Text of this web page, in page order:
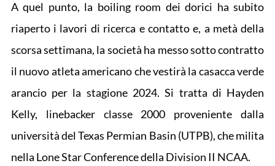
A quel punto, la boiling room dei dorici ha subito
riaperto i lavori di ricerca e contatto e, a metà della
scorsa settimana, la società ha messo sotto contratto
il nuovo atleta americano che vestirà la casacca verde
arancio per la stagione 2024. Si tratta di Hayden
Kelly, linebacker classe 2000 proveniente dalla
università del Texas Permian Basin (UTPB), che milita
nella Lone Star Conference della Division II NCAA.